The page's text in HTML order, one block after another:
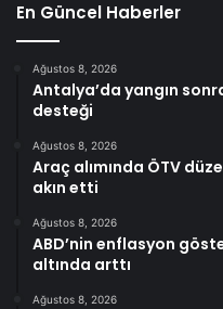
En Güncel Haberler
Ağustos 8, 2026
Antalya’da yangın
desteği
Ağustos 8, 2026
Araç alımında ÖTV
akın etti
Ağustos 8, 2026
ABD’nin enflasyon
altında arttı
Ağustos 8, 2026